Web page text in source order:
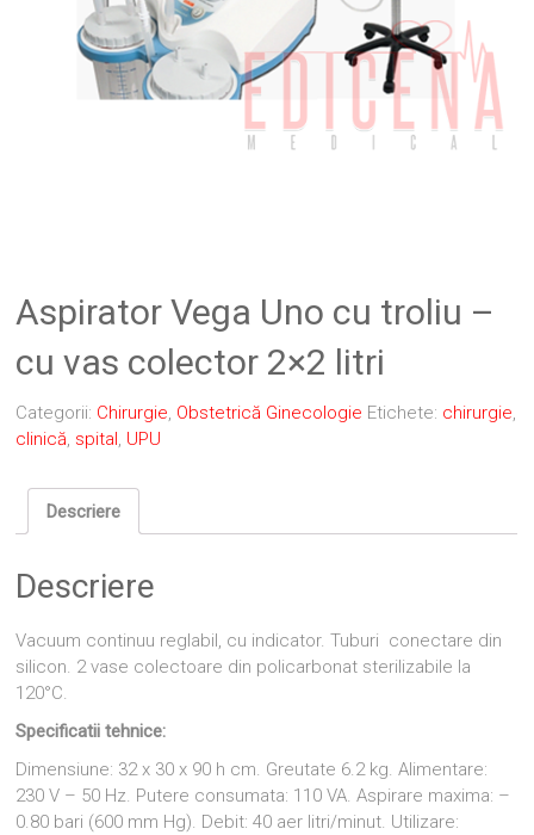
Aspirator Vega Uno cu troliu –
cu vas colector 2×2 litri
Categorii: Chirurgie, Obstetrică Ginecologie Etichete: chirurgie,
clinică, spital, UPU
Descriere
Descriere
Vacuum continuu reglabil, cu indicator. Tuburi conectare din
silicon. 2 vase colectoare din policarbonat sterilizabile la
120°C.
Specificatii tehnice:
Dimensiune: 32 x 30 x 90 h cm. Greutate 6.2 kg. Alimentare:
230 V – 50 Hz. Putere consumata: 110 VA. Aspirare maxima: –
0.80 bari (600 mm Hg). Debit: 40 aer litri/minut. Utilizare: